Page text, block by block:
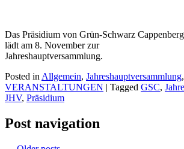
Das Präsidium von Grün-Schwarz Cappenberg
lädt am 8. November zur
Jahreshauptversammlung.
Posted in Allgemein, Jahreshauptversammlung,
VERANSTALTUNGEN | Tagged GSC,
JHV, Präsidium
Post navigation